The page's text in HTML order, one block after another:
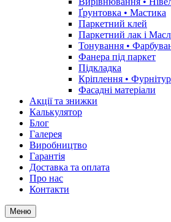
Ґрунтовкa • Мастика
Паркетний клей
Паркетний лак і
Тонування •
Фанера під паркет
Підкладка
Кріплення •
Фасадні матеріали
Акції та знижки
Калькулятор
Блог
Галерея
Виробництво
Гарантія
Доставка та оплата
Про нас
Контакти
Меню